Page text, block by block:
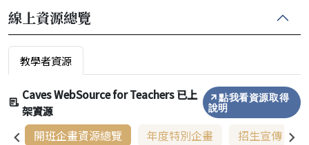
線上資源總覽
教學者資源
Caves WebSource for Teachers 已上
架資源
點我看資源取得
說明
開班企畫資源總覽 年度特別企畫 招生宣傳